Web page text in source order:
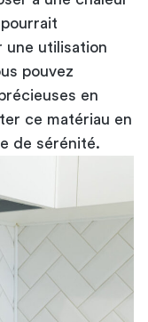
une utilisation
pouvez
en
ce matériau en
de sérénité.